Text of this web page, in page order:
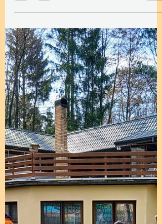
Šťastný Songkran 2O26/2569 BE
Santikaram Association Slovakia together
with the Thai community in Slovakia
wishes all friends and supporters a happy
Songkran 2569 BE (Thai New Year 2026).